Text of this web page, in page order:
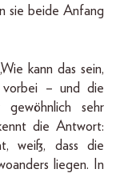
sie beide Anfang
kann das sein,
– und die
sehr
die Antwort:
weiß, dass die
liegen. In